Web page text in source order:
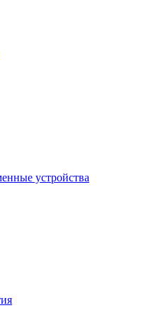
устройства